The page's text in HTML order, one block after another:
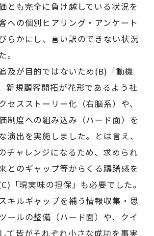
とも完全に負け越している状況を
への個別ヒアリング・アンケート
らかにし、言い訳のできない状況
。
及が目的ではないため(B)「動機
新規顧客開拓が花形であるよう社
セスストーリー化（右脳系）や、
制度への組み込み（ハード面）を
演出を実施しました。とは言え、
チャレンジになるため、求められ
とのギャップ等からくる躊躇感を
「現実味の担保」も必要でした。
キルギャップを補う情報収集・思
ールの整備（ハード面）や、クイ
て皆がそれぞれ小さな成功を事実